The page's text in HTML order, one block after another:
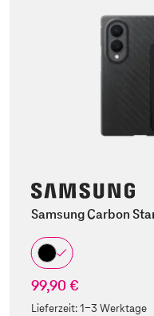
Samsung Carbon
99,90 €
Lieferzeit:1-3 Werktage